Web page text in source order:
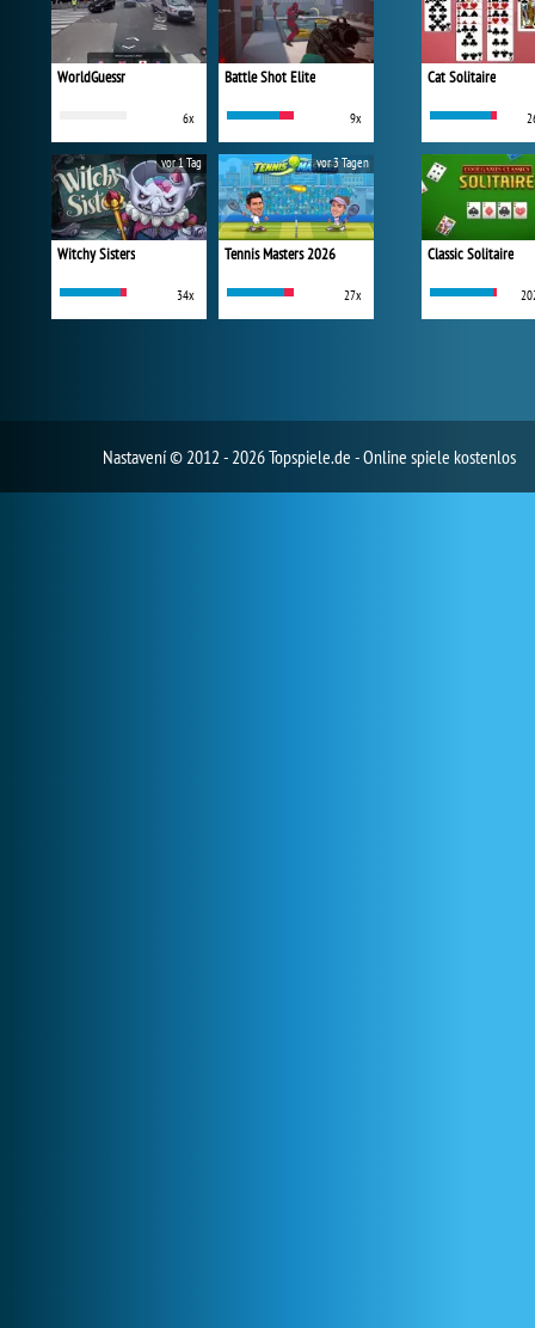
WorldGuessr
6x
Battle Shot Elite
9x
Witchy Sisters
34x
vor 1 Tag
Tennis Masters 2026
27x
vor 3 Tagen
Cat Solitaire
Classic Solitaire
Nastavení© 2012 - 2026 Topspiele.de - Online spiele kostenlos